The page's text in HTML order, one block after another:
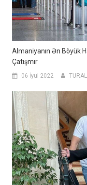
Almaniyanın Ən Böyük
Çatışmır
06 İyul 2022